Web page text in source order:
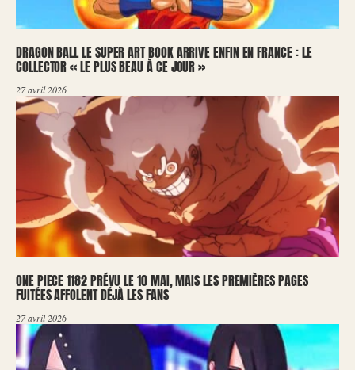
DRAGON BALL LE SUPER ART BOOK ARRIVE ENFIN EN FRANCE : LE
COLLECTOR « LE PLUS BEAU À CE JOUR »
27 avril 2026
ONE PIECE 1182 PRÉVU LE 10 MAI, MAIS LES PREMIÈRES PAGES
FUITÉES AFFOLENT DÉJÀ LES FANS
27 avril 2026